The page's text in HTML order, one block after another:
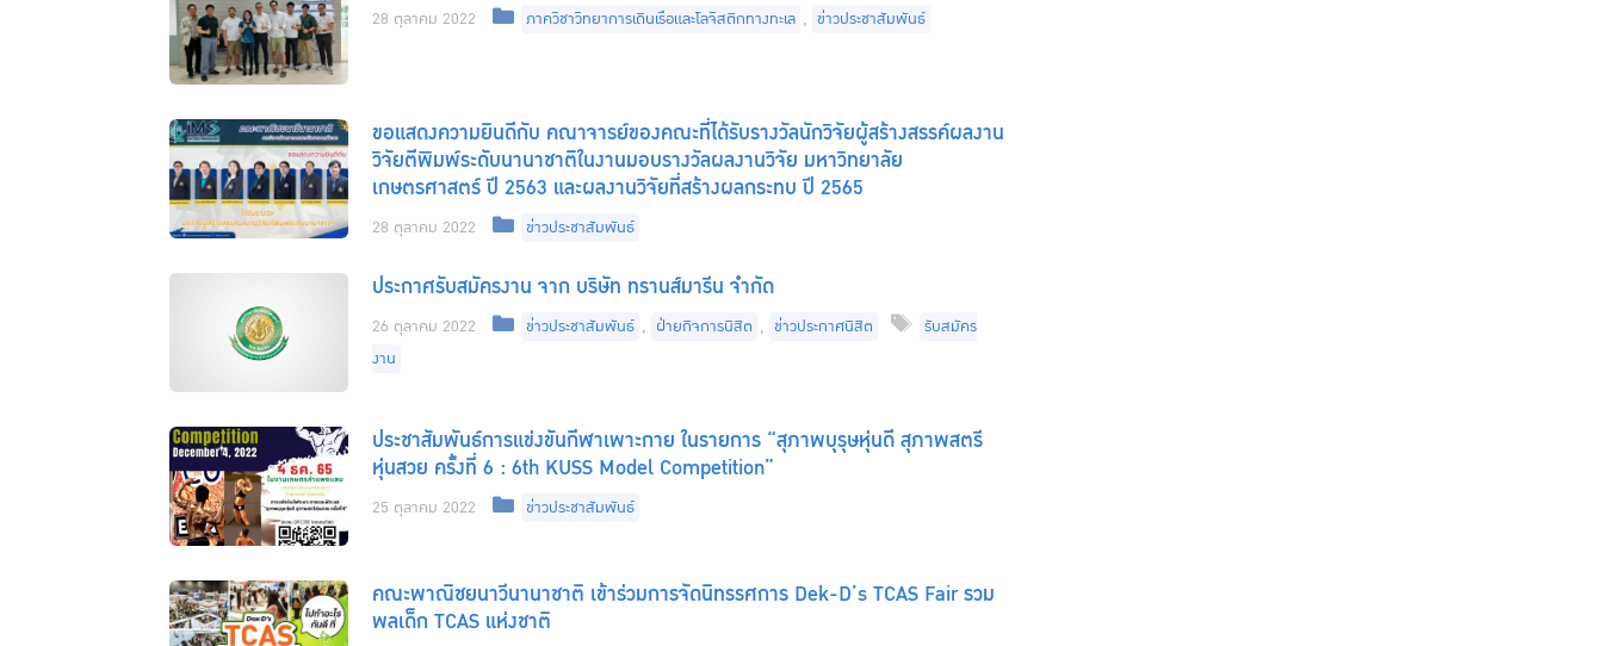
28 ตุลาคม 2022 Categories
ภาควิชาวิทยาการเดินเรือและโลจิสติกทางทะเล , ข่าวประชาสัมพันธ์
ขอแสดงความยินดีกับ คณาจารย์ของคณะที่ได้รับรางวัลนักวิจัยผู้สร้างสรรค์ผลงาน
วิจัยตีพิมพ์ระดับนานาชาติในงานมอบรางวัลผลงานวิจัย มหาวิทยาลัย
เกษตรศาสตร์ ปี 2563 และผลงานวิจัยที่สร้างผลกระทบ ปี 2565
28 ตุลาคม 2022 Categories
ข่าวประชาสัมพันธ์
ประกาศรับสมัครงาน จาก บริษัท ทรานส์มารีน จำกัด
26 ตุลาคม 2022 Categories
ข่าวประชาสัมพันธ์ , ฝ่ายกิจการนิสิต , ข่าวประกาศนิสิต Tags
รับสมัคร
งาน
ประชาสัมพันธ์การแข่งขันกีฬาเพาะกาย ในรายการ “สุภาพบุรุษหุ่นดี สุภาพสตรี
หุ่นสวย ครั้งที่ 6 : 6th KUSS Model Competition”
25 ตุลาคม 2022 Categories
ข่าวประชาสัมพันธ์
คณะพาณิชยนาวีนานาชาติ เข้าร่วมการจัดนิทรรศการ Dek-D’s TCAS Fair รวม
พลเด็ก TCAS แห่งชาติ